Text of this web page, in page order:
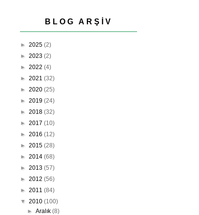
BLOG ARŞIV
► 2025 (2)
► 2023 (2)
► 2022 (4)
► 2021 (32)
► 2020 (25)
► 2019 (24)
► 2018 (32)
► 2017 (10)
► 2016 (12)
► 2015 (28)
► 2014 (68)
► 2013 (57)
► 2012 (56)
► 2011 (84)
▼ 2010 (100)
►Aralık(8)